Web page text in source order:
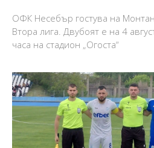
ОФК Несебър гостува на
Втора лига. Двубоят е на 4
часа на стадион „Огоста“